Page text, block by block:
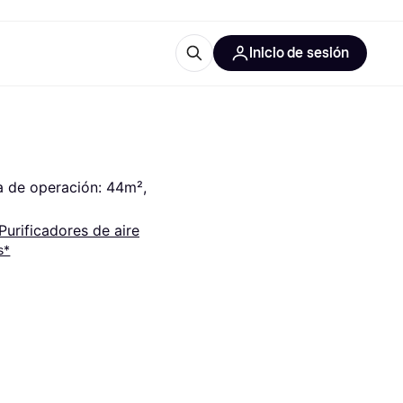
Inicio de sesión
de operación: 44m²,
Purificadores de aire